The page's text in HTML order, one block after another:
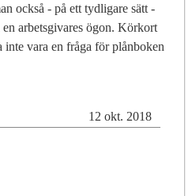
också - på ett tydligare sätt -
arbetsgivares ögon. Körkort
inte vara en fråga för plånboken
12 okt. 2018